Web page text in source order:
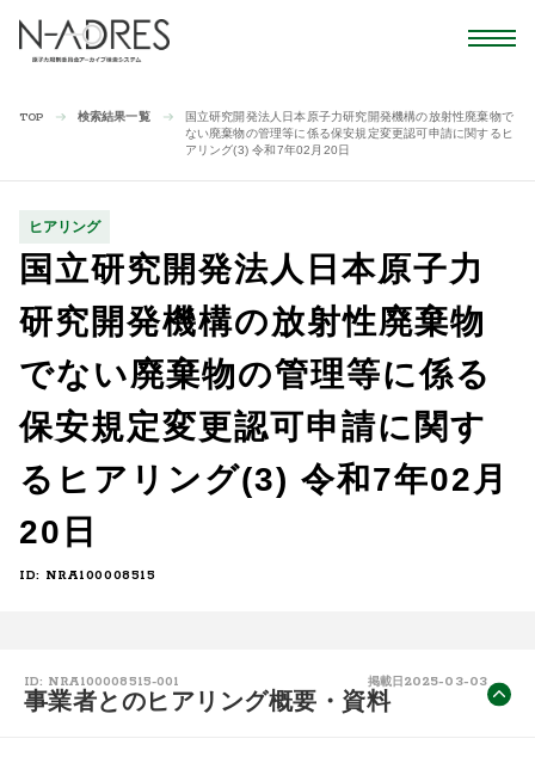
TOP 検索結果一覧
国立研究開発法人日本原子力研究開発機構の放射性廃棄物で
ない廃棄物の管理等に係る保安規定変更認可申請に関するヒ
アリング(3) 令和7年02月20日
ヒアリング
国立研究開発法人日本原子力
研究開発機構の放射性廃棄物
でない廃棄物の管理等に係る
保安規定変更認可申請に関す
るヒアリング(3) 令和7年02月
20日
ID: NRA100008515
ID: NRA100008515-001 掲載日 2025-03-03
事業者とのヒアリング概要・資料